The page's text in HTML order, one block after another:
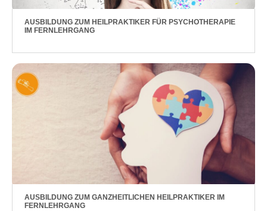
AUSBILDUNG ZUM HEILPRAKTIKER FÜR PSYCHOTHERAPIE
IM FERNLEHRGANG
AUSBILDUNG ZUM GANZHEITLICHEN HEILPRAKTIKER IM
FERNLEHRGANG